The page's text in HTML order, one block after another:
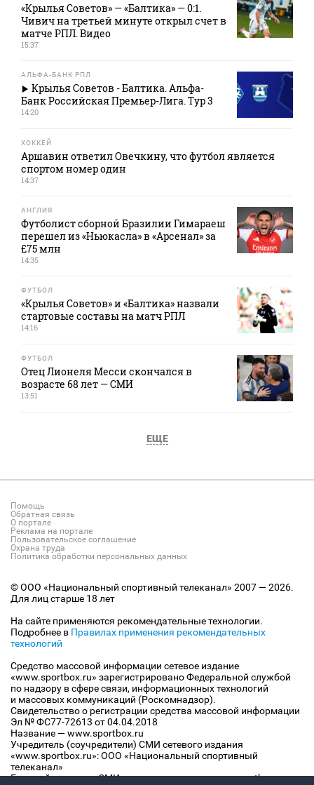
«Крылья Советов» — «Балтика» — 0:1.
Чивич на третьей минуте открыл счет в
матче РПЛ. Видео
15:37
АЛЬФА-БАНК РПЛ
Крылья Советов - Балтика. Альфа-
Банк Российская Премьер-Лига. Тур 3
14:20
ХОККЕЙ
Аршавин ответил Овечкину, что футбол является
спортом номер один
14:37
АНГЛИЯ
Футболист сборной Бразилии Гимараеш
перешел из «Ньюкасла» в «Арсенал» за
£75 млн
14:35
ФУТБОЛ
«Крылья Советов» и «Балтика» назвали
стартовые составы на матч РПЛ
14:16
ФУТБОЛ
Отец Лионеля Месси скончался в
возрасте 68 лет — СМИ
13:51
ЕЩЕ
Помощь
Обратная связь
О портале
Реклама на портале
Пользовательское соглашение
Охрана труда
Политика обработки персональных данных
© ООО «Национальный спортивный телеканал» 2007 — 2026.
Для лиц старше 18 лет
На сайте применяются рекомендательные технологии.
Подробнее в Правилах применения рекомендательных
технологий
Средство массовой информации сетевое издание
«www.sportbox.ru» зарегистрировано Федеральной службой
по надзору в сфере связи, информационных технологий
и массовых коммуникаций (Роскомнадзор).
Свидетельство о регистрации средства массовой информации
Эл № ФС77-72613 от 04.04.2018
Название — www.sportbox.ru
Учредитель (соучредители) СМИ сетевого издания
«www.sportbox.ru»: ООО «Национальный спортивный
телеканал»
Главный редактор СМИ сетевого издания «www.sportbox.ru»: